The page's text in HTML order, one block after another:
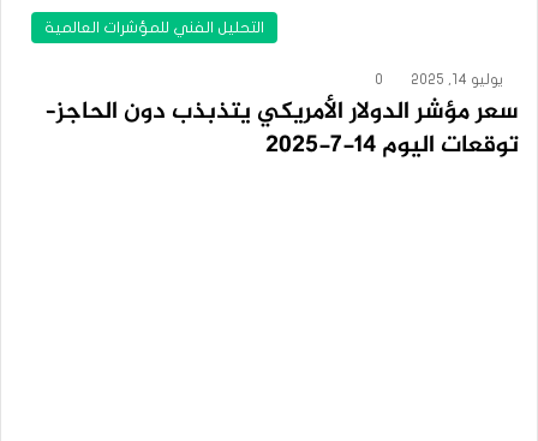
التحليل الفني للمؤشرات العالمية
يوليو 14, 2025 0
سعر مؤشر الدولار الأمريكي يتذبذب دون الحاجز–
توقعات اليوم 14-7-2025